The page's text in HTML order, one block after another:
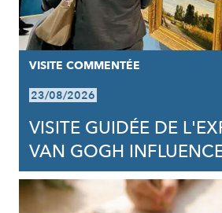
VISITE COMMENTÉE
23/08/2026
VISITE GUIDÉE DE
VAN GOGH